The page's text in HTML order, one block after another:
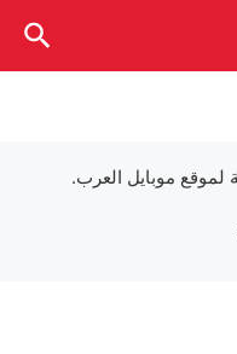
موبايل العرب.